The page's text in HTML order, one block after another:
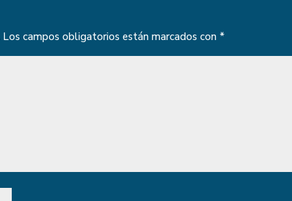
Los campos obligatorios están marcados con *